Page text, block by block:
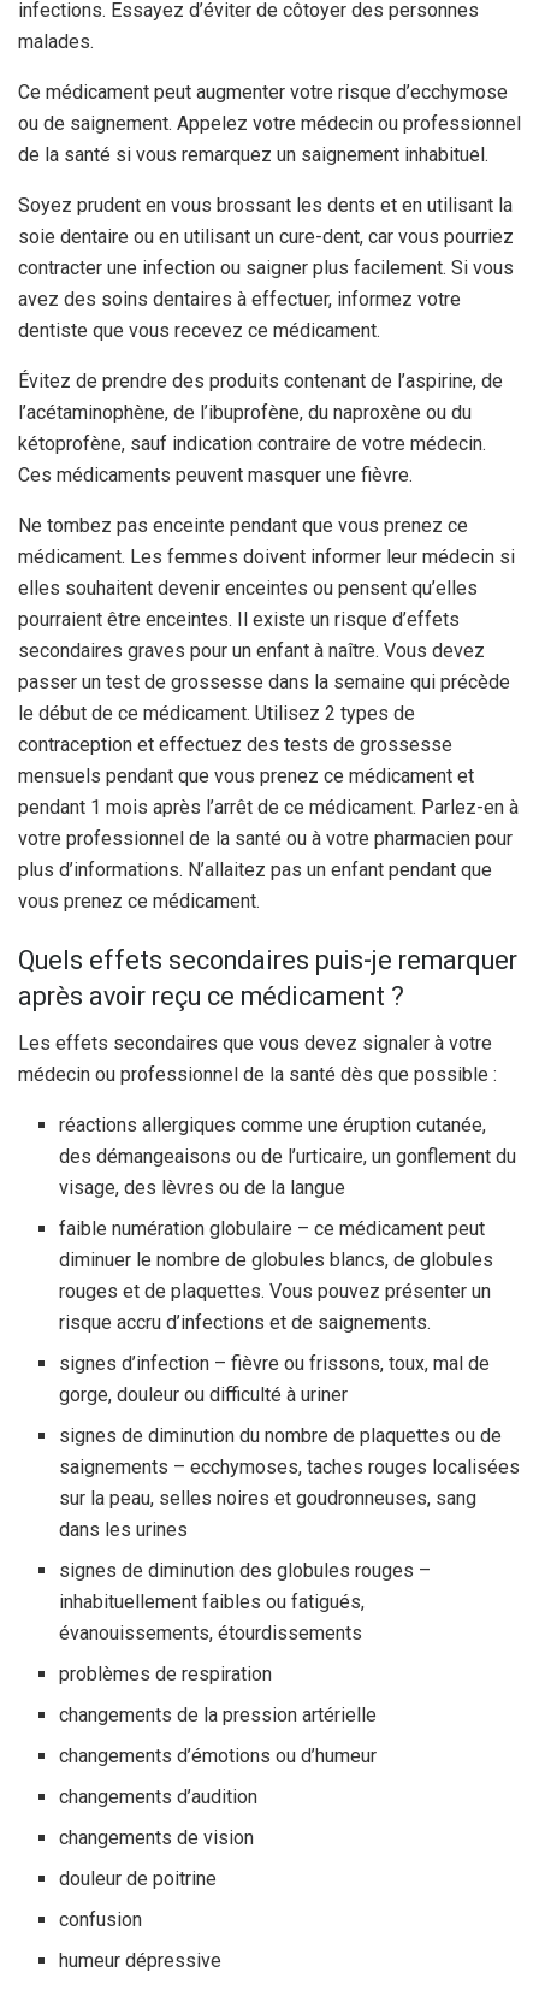
infections. Essayez d’éviter de côtoyer des personnes
malades.
Ce médicament peut augmenter votre risque d’ecchymose
ou de saignement. Appelez votre médecin ou professionnel
de la santé si vous remarquez un saignement inhabituel.
Soyez prudent en vous brossant les dents et en utilisant la
soie dentaire ou en utilisant un cure-dent, car vous pourriez
contracter une infection ou saigner plus facilement. Si vous
avez des soins dentaires à effectuer, informez votre
dentiste que vous recevez ce médicament.
Évitez de prendre des produits contenant de l’aspirine, de
l’acétaminophène, de l’ibuprofène, du naproxène ou du
kétoprofène, sauf indication contraire de votre médecin.
Ces médicaments peuvent masquer une fièvre.
Ne tombez pas enceinte pendant que vous prenez ce
médicament. Les femmes doivent informer leur médecin si
elles souhaitent devenir enceintes ou pensent qu’elles
pourraient être enceintes. Il existe un risque d’effets
secondaires graves pour un enfant à naître. Vous devez
passer un test de grossesse dans la semaine qui précède
le début de ce médicament. Utilisez 2 types de
contraception et effectuez des tests de grossesse
mensuels pendant que vous prenez ce médicament et
pendant 1 mois après l’arrêt de ce médicament. Parlez-en à
votre professionnel de la santé ou à votre pharmacien pour
plus d’informations. N’allaitez pas un enfant pendant que
vous prenez ce médicament.
Quels effets secondaires puis-je remarquer
après avoir reçu ce médicament ?
Les effets secondaires que vous devez signaler à votre
médecin ou professionnel de la santé dès que possible :
réactions allergiques comme une éruption cutanée,
des démangeaisons ou de l’urticaire, un gonflement du
visage, des lèvres ou de la langue
faible numération globulaire – ce médicament peut
diminuer le nombre de globules blancs, de globules
rouges et de plaquettes. Vous pouvez présenter un
risque accru d’infections et de saignements.
signes d’infection – fièvre ou frissons, toux, mal de
gorge, douleur ou difficulté à uriner
signes de diminution du nombre de plaquettes ou de
saignements – ecchymoses, taches rouges localisées
sur la peau, selles noires et goudronneuses, sang
dans les urines
signes de diminution des globules rouges –
inhabituellement faibles ou fatigués,
évanouissements, étourdissements
problèmes de respiration
changements de la pression artérielle
changements d’émotions ou d’humeur
changements d’audition
changements de vision
douleur de poitrine
confusion
humeur dépressive